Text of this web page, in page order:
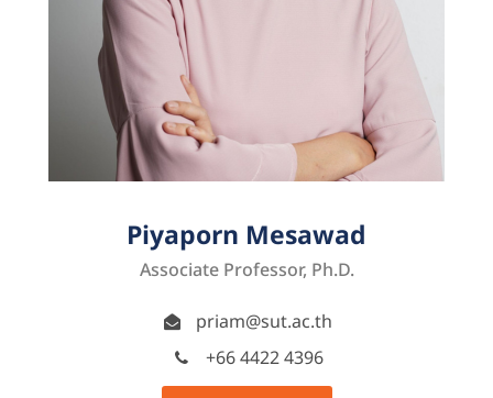
Piyaporn Mesawad
Associate Professor, Ph.D.
priam@sut.ac.th
+66 4422 4396